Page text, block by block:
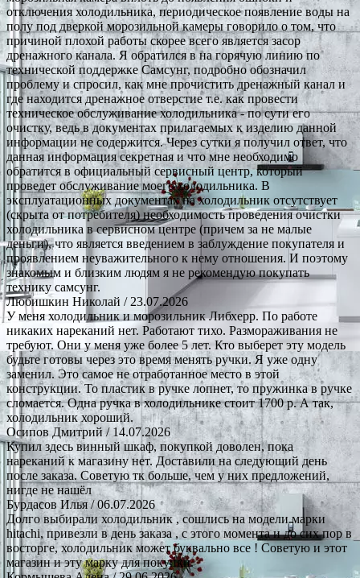
отключения холодильника, периодическое появление воды на
полу под дверкой морозильной камеры говорило о том, что
причиной плохой работы скорее всего является засор
дренажного канала. Я обратился в на горячую линию по
технической поддержке Самсунг, подробно обозначил
проблему и спросил, как мне прочистить дренажный канал и
где находится дренажное отверстие т.е. как провести
техническое обслуживание холодильника - по сути его
очистку, ведь в документах прилагаемых к изделию данной
информации не содержится. Через сутки я получил ответ, что
данная информация секретная и что мне необходимо
обратится в официальный сервисный центр, который
проведет обслуживание моего холодильника. В
эксплуатационных документах на холодильник отсутствует
(скрыта от потребителя) необходимость проведения очистки
холодильника в сервисном центре (причем за не малые
деньги), что является введением в заблуждение покупателя и
проявлением неуважительного к нему отношения. И поэтому
знакомым и близким людям я не рекомендую покупать
технику самсунг.
Любишкин Николай / 23.07.2026
У меня холодильник и морозильник Либхерр. По работе
никаких нареканий нет. Работают тихо. Размораживания не
требуют. Они у меня уже более 5 лет. Кто выберет эту модель
будьте готовы через это время менять ручки. Я уже одну
заменил. Это самое не отработанное место в этой
конструкции. То пластик в ручке лопнет, то пружинка в ручке
сломается. Одна ручка в холодильнике стоит 1700 р. А так,
холодильник хороший.
Осипов Дмитрий/ 14.07.2026
Купил здесь винный шкаф, покупкой доволен, пока
нареканий к магазину нет. Доставили на следующий день
после заказа. Советую тк больше, чем у них предложений,
нигде не нашёл
Бурдасов Илья/ 06.07.2026
Долго выбирали холодильник , сошлись на модели марки
hitachi, привезли в день заказа , с этого момента и до сих пор в
восторге, холодильник может буквально все ! Советую и этот
магазин и эту марку для покупки.